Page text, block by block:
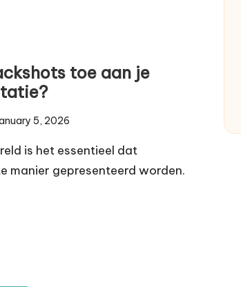
toe aan je
5, 2026
is het essentieel dat
manier gepresenteerd worden.